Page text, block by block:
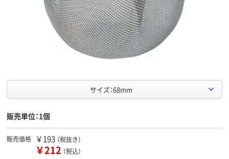
サイズ：68mm
販売単位：1個
販売価格 ￥193 （税抜き）
￥212 （税込）